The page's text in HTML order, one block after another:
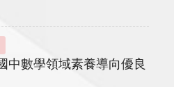
中數學領域素養導向優良